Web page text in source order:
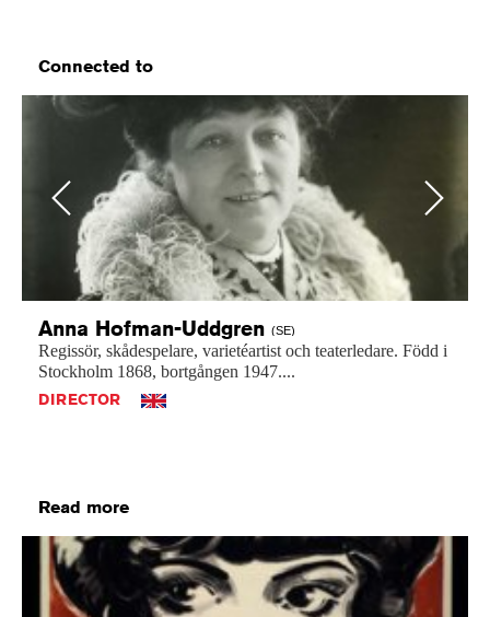
Connected to
Previous
Anna Hofman-Uddgren (SE)
Regissör, skådespelare, varietéartist och teaterledare. Född i
Stockholm 1868, bortgången 1947....
DIRECTOR
Next
Read more